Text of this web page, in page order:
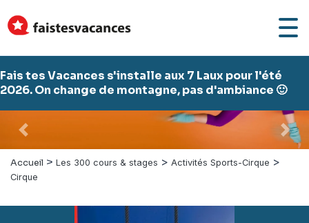
Fais tes Vacances s'installe aux 7 Laux pour l'été
2026. On change de montagne, pas d'ambiance 🙂
Précédent
Accueil > Les 300 cours & stages > Activités Sports-Cirque >
Cirque